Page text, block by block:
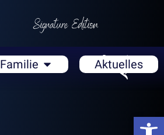
Familie Aktuelles